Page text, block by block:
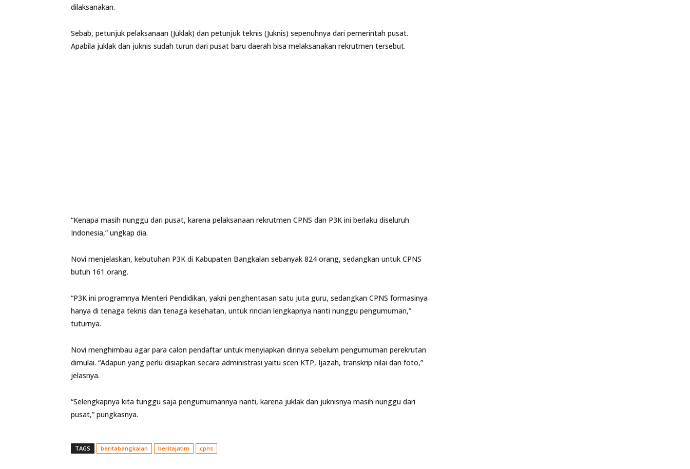
dilaksanakan.
Sebab, petunjuk pelaksanaan (Juklak) dan petunjuk teknis (Juknis) sepenuhnya dari pemerintah pusat.
Apabila juklak dan juknis sudah turun dari pusat baru daerah bisa melaksanakan rekrutmen tersebut.
“Kenapa masih nunggu dari pusat, karena pelaksanaan rekrutmen CPNS dan P3K ini berlaku diseluruh
Indonesia,” ungkap dia.
Novi menjelaskan, kebutuhan P3K di Kabupaten Bangkalan sebanyak 824 orang, sedangkan untuk CPNS
butuh 161 orang.
“P3K ini programnya Menteri Pendidikan, yakni penghentasan satu juta guru, sedangkan CPNS formasinya
hanya di tenaga teknis dan tenaga kesehatan, untuk rincian lengkapnya nanti nunggu pengumuman,”
tuturnya.
Novi menghimbau agar para calon pendaftar untuk menyiapkan dirinya sebelum pengumuman perekrutan
dimulai. “Adapun yang perlu disiapkan secara administrasi yaitu scen KTP, Ijazah, transkrip nilai dan foto,”
jelasnya.
“Selengkapnya kita tunggu saja pengumumannya nanti, karena juklak dan juknisnya masih nunggu dari
pusat,” pungkasnya.
TAGS beritabangkalan beritajatim cpns